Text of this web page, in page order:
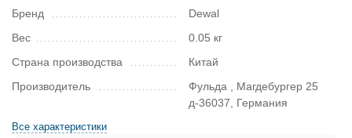
Бренд
Dewal
Вес
0.05 кг
Страна производства
Китай
Производитель
Фульда , Магдебургер 25
д-36037, Германия
Все характеристики